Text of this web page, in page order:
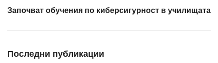
Започват обучения по киберсигурност в училищата
Последни публикации